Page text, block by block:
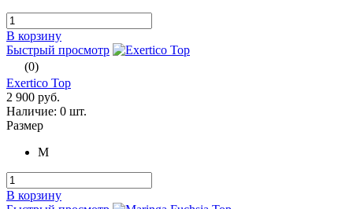
В корзину
Быстрый просмотр
(0)
Exertico Top
2 900 руб.
Наличие: 0 шт.
Размер
M
В корзину